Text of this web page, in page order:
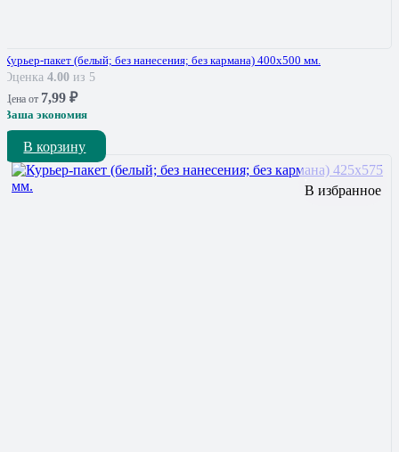
Курьер-пакет (белый; без нанесения; без кармана) 400х500 мм.
Оценка 4.00 из 5
Цена от 7,99 ₽
Ваша экономия
В корзину
В избранное